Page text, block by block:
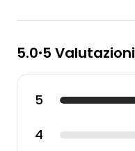
5.0•5 Valutazioni
5
4